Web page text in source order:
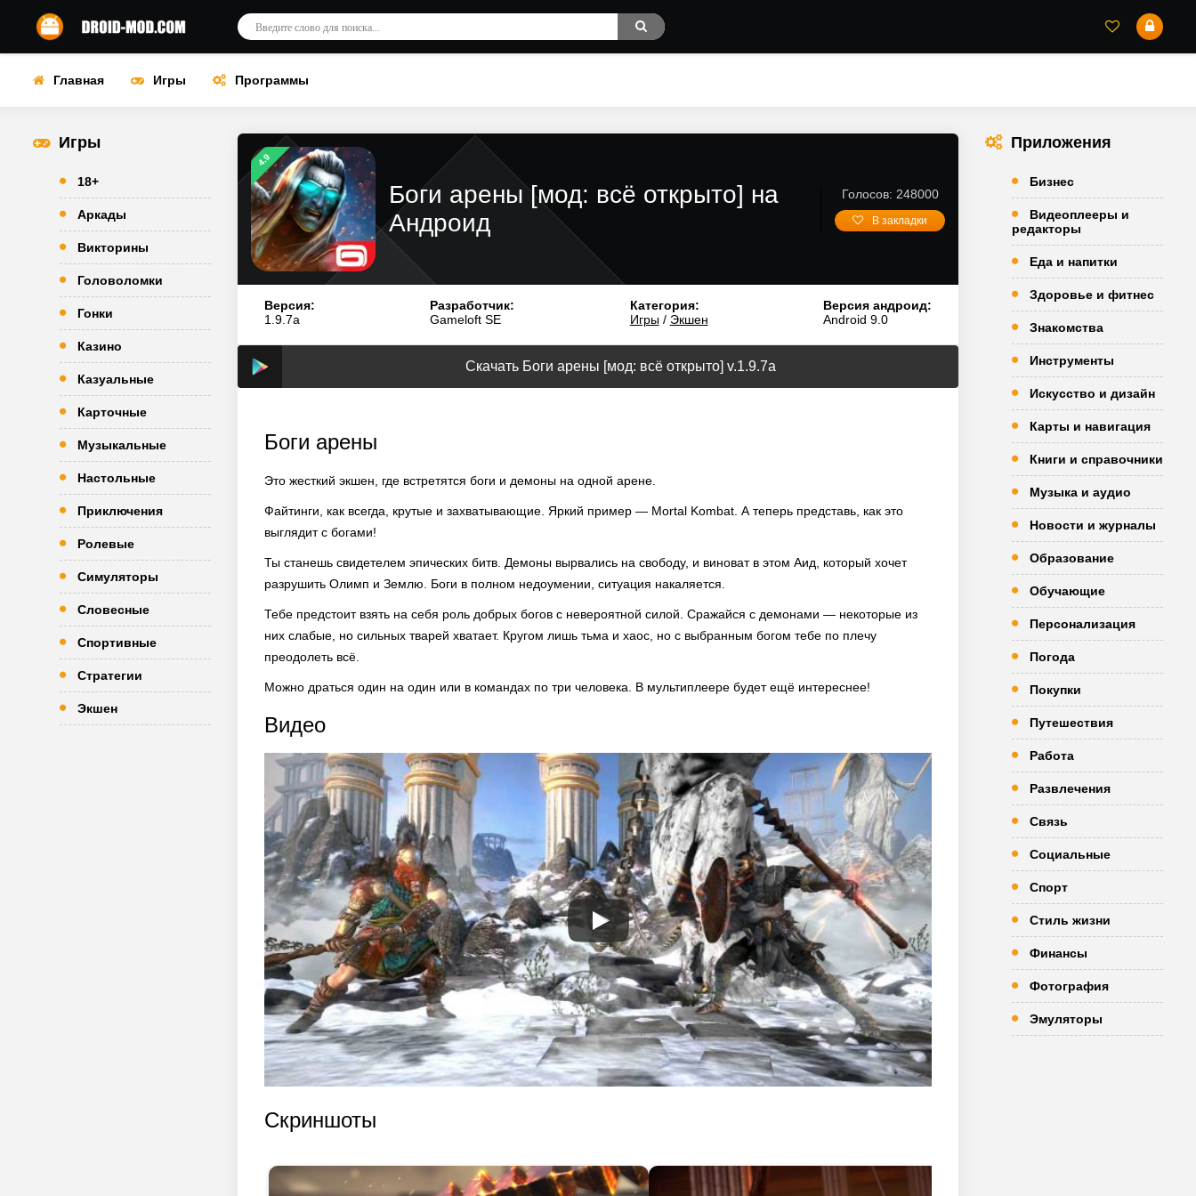
Главная Игры Программы
Игры
18+
Аркады
Викторины
Головоломки
Гонки
Казино
Казуальные
Карточные
Музыкальные
Настольные
Приключения
Ролевые
Симуляторы
Словесные
Спортивные
Стратегии
Экшен
4.9
Боги арены [мод: всё открыто] на
Андроид
Голосов: 248000
В закладки
Версия:
1.9.7a
Разработчик:
Gameloft SE
Категория:
Игры/ Экшен
Версия андроид:
Android 9.0
Скачать Боги арены [мод: всё открыто] v.1.9.7a
Боги арены
Это жесткий экшен, где встретятся боги и демоны на одной арене.
Файтинги, как всегда, крутые и захватывающие. Яркий пример — Mortal Kombat. А теперь представь, как это
выглядит с богами!
Ты станешь свидетелем эпических битв. Демоны вырвались на свободу, и виноват в этом Аид, который хочет
разрушить Олимп и Землю. Боги в полном недоумении, ситуация накаляется.
Тебе предстоит взять на себя роль добрых богов с невероятной силой. Сражайся с демонами — некоторые из
них слабые, но сильных тварей хватает. Кругом лишь тьма и хаос, но с выбранным богом тебе по плечу
преодолеть всё.
Можно драться один на один или в командах по три человека. В мультиплеере будет ещё интереснее!
Видео
Скриншоты
Приложения
Бизнес
Видеоплееры и
редакторы
Еда и напитки
Здоровье и фитнес
Знакомства
Инструменты
Искусство и дизайн
Карты и навигация
Книги и справочники
Музыка и аудио
Новости и журналы
Образование
Обучающие
Персонализация
Погода
Покупки
Путешествия
Работа
Развлечения
Связь
Социальные
Спорт
Стиль жизни
Финансы
Фотография
Эмуляторы